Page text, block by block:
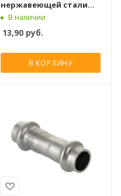
нержавеющей стали
Valtec 22а x 22 мм
В наличии
13,90 руб.
В КОРЗИНУ